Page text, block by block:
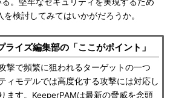
検討してみてはいかがだろうか。
イズ編集部の「ここがポイント」
撃で頻繁に狙われるターゲットの一つ
ィモデルでは高度化する攻撃には対応し
ます。KeeperPAMは最新の脅威を念頭